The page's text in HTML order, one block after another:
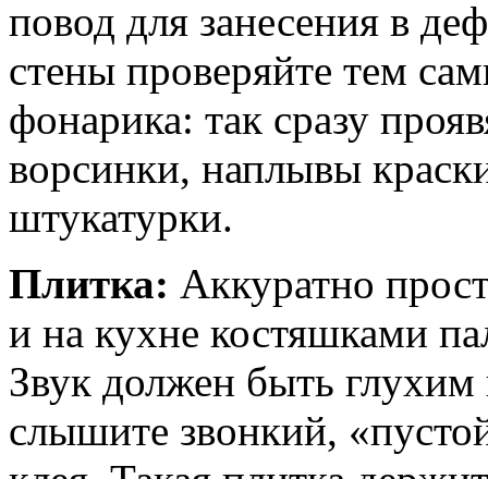
повод для занесения в
стены проверяйте тем
фонарика: так сразу
ворсинки, наплывы
штукатурки.
Плитка: Аккуратно
и на кухне костяшками
Звук должен быть
слышите звонкий,